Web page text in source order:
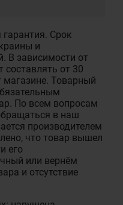
Срок
и
В зависимости от
составлять от 30
магазине. Товарный
По всем вопросам
в наш
производителем
что товар вышел
его
или вернём
и отсутствие